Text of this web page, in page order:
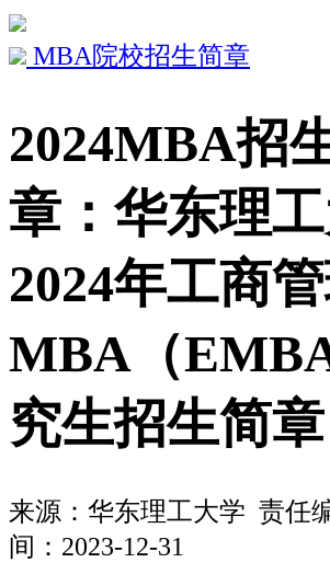
MBA院校招生简章
2024MBA招
章：华东理
2024年工商
MBA（
究生招生简章
来源： 华东理工大学 责任
间：2023-12-31